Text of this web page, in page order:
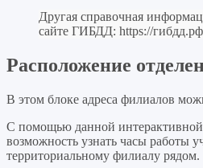
Другая справочная
сайте ГИБДД: https://
Расположение
В этом блоке адреса филиалов
С помощью данной
возможность узнать часы работы
территориальному филиалу рядом.